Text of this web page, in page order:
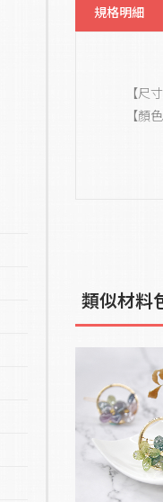
規格明細
【尺
【顏
類似材料